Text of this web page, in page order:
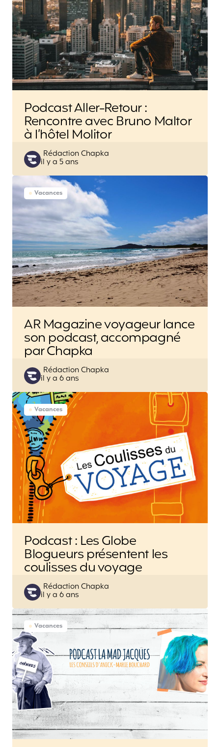
Podcast Aller-Retour :
Rencontre avec Bruno Maltor
à l’hôtel Molitor
Posted
by
Rédaction Chapka
il y a 5 ans
Vacances
AR Magazine voyageur lance
son podcast, accompagné
par Chapka
Posted
by
Rédaction Chapka
il y a 6 ans
Vacances
Podcast : Les Globe
Blogueurs présentent les
coulisses du voyage
Posted
by
Rédaction Chapka
il y a 6 ans
Vacances